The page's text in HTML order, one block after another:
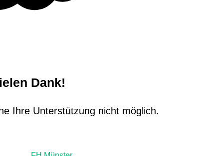
Dank!
Ihre Unterstützung nicht möglich.